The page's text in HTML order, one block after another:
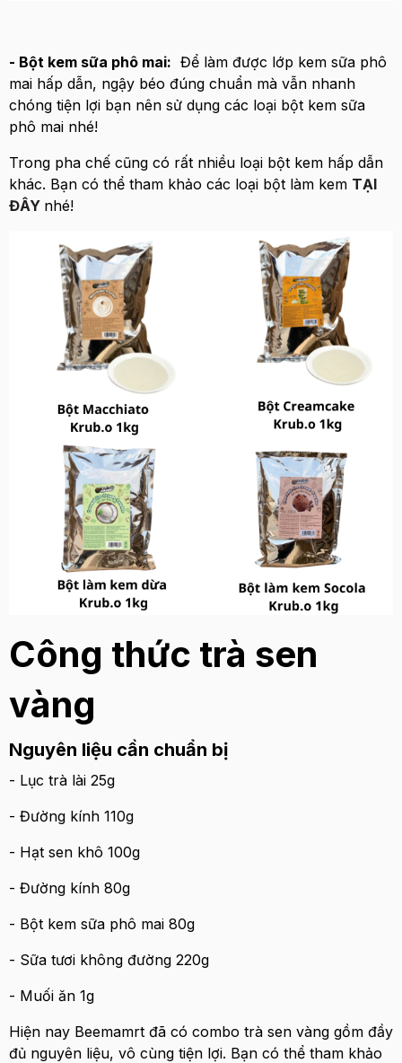
- Bột kem sữa phô mai: Để làm được lớp kem sữa phô
mai hấp dẫn, ngậy béo đúng chuẩn mà vẫn nhanh
chóng tiện lợi bạn nên sử dụng các loại bột kem sữa
phô mai nhé!
Trong pha chế cũng có rất nhiều loại bột kem hấp dẫn
khác. Bạn có thể tham khảo các loại bột làm kem TẠI
ĐÂY nhé!
Công thức trà sen
vàng
Nguyên liệu cần chuẩn bị
- Lục trà lài 25g
- Đường kính 110g
- Hạt sen khô 100g
- Đường kính 80g
- Bột kem sữa phô mai 80g
- Sữa tươi không đường 220g
- Muối ăn 1g
Hiện nay Beemamrt đã có combo trà sen vàng gồm đầy
đủ nguyên liệu, vô cùng tiện lợi. Bạn có thể tham khảo